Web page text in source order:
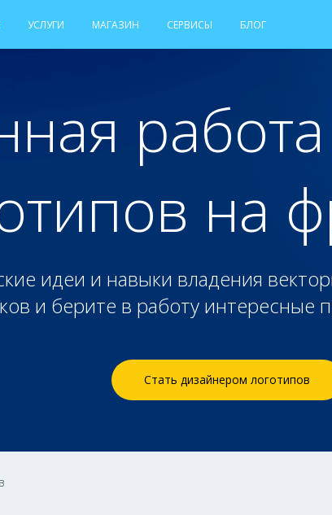
УСЛУГИ МАГАЗИН СЕРВИСЫ БЛОГ
на
идеи и навыки владения
и берите в работу интересные
Стать дизайнером логотипов